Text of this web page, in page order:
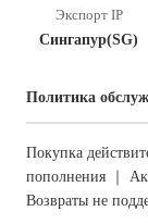
Экспорт IP
Сингапур(SG)
Политика
Покупка
пополнения ｜
Возвраты не